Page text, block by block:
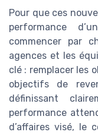
Pour que ces
performance
commencer par
agences et les
clé : remplacer les
objectifs de
définissant
performance
d’affaires visé, le